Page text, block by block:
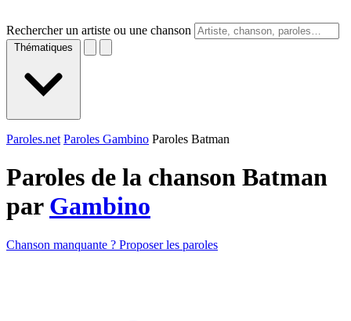
Rechercher un artiste ou une chanson
Thématiques
Paroles.net Paroles Gambino Paroles Batman
Paroles de la chanson Batman
par Gambino
Chanson manquante ? Proposer les paroles